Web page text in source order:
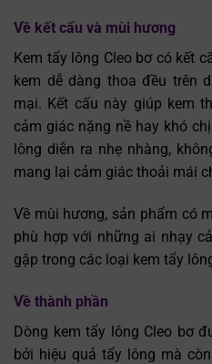
Về kết cấu và mùi hương
Kem tẩy lông Cleo bơ có kết
kem dễ dàng thoa đều trên
mại. Kết cấu này giúp kem
cảm giác nặng nề hay khó
lông diễn ra nhẹ nhàng,
mang lại cảm giác thoải mái
Về mùi hương, sản phẩm có
phù hợp với những ai nhạy
gặp trong các loại kem tẩy
Về thành phần
Dòng kem tẩy lông Cleo bơ
bởi hiệu quả tẩy lông mà